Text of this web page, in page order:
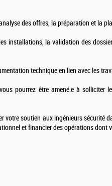
des offres, la préparation et la
installations, la validation des
technique en lien avec les
pourrez être amené.e à solliciter
votre soutien aux ingénieurs sécurité
et financier des opérations dont